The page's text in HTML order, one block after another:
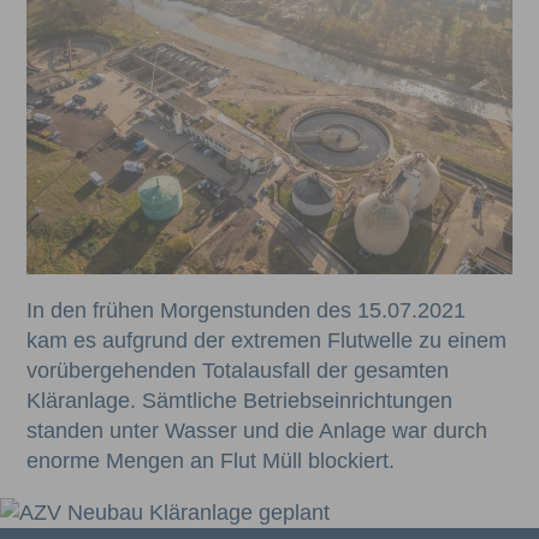
In den frühen Morgenstunden des 15.07.2021
kam es aufgrund der extremen Flutwelle zu einem
vorübergehenden Totalausfall der gesamten
Kläranlage. Sämtliche Betriebseinrichtungen
standen unter Wasser und die Anlage war durch
enorme Mengen an Flut Müll blockiert.